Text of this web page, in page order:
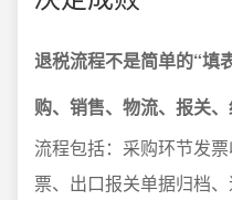
退税流程不是简单的“填
购、销售、物流、报关、
流程包括：采购环节发
票、出口报关单据归档